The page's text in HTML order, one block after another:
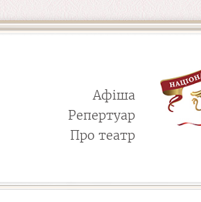
Афіша
Репертуар
Про театр